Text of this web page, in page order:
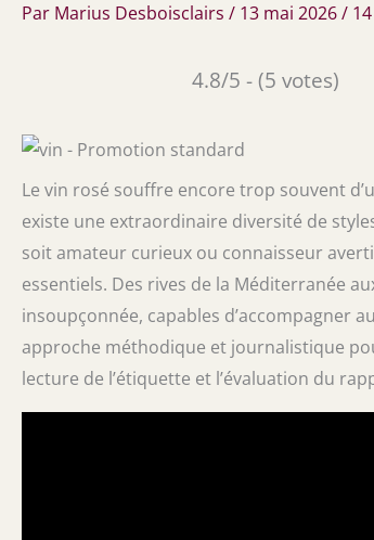
Par Marius Desboisclairs / 13 mai 2026/
4.8/5 - (5 votes)
Le vin rosé souffre encore trop souvent
existe une extraordinaire diversité de
soit amateur curieux ou connaisseur
essentiels. Des rives de la Méditerranée
insoupçonnée, capables d’accompagner
approche méthodique et journalistique
lecture de l’étiquette et l’évaluation du